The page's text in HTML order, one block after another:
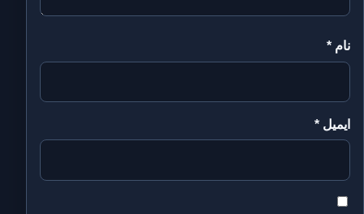
نام *
ایمیل *